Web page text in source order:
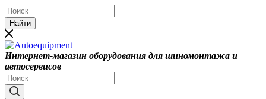
Найти
Интернет-магазин оборудования для шиномонтажа и
автосервисов